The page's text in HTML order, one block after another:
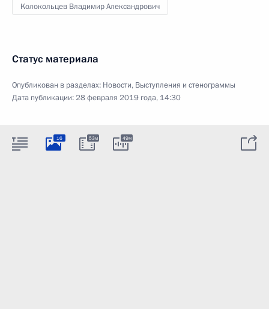
Колокольцев Владимир Александрович
Статус материала
Опубликован в разделах: Новости, Выступления и стенограммы
Дата публикации:28 февраля 2019 года, 14:30
16 53м 49м